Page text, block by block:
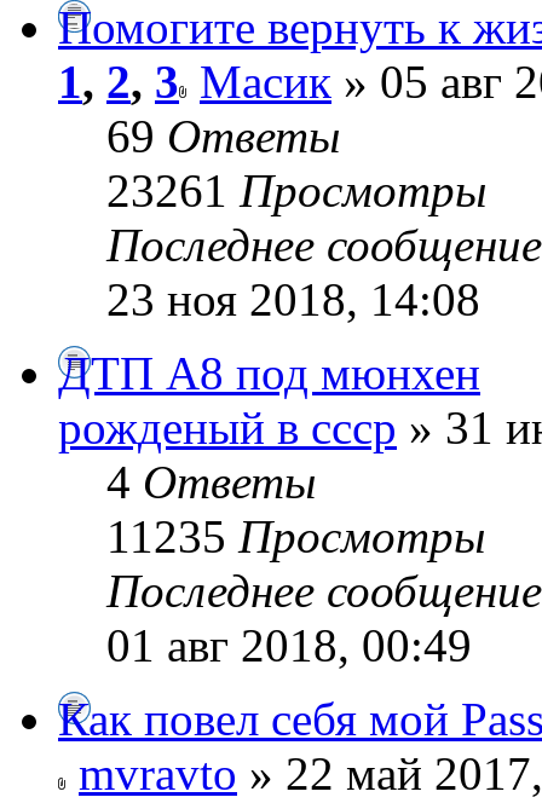
Помогите вернуть к
1, 2, 3 Масик » 05 авг
69 Ответы
23261 Просмотры
Последнее
23 ноя 2018, 14:08
ДТП А8 под мюнхен
рожденый в ссср » 31
4 Ответы
11235 Просмотры
Последнее
01 авг 2018, 00:49
Как повел себя мой
mvravto » 22 май